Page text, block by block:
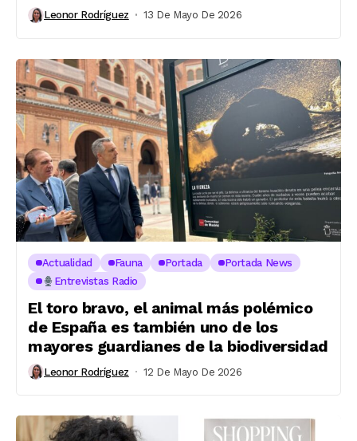
Leonor Rodríguez 13 De Mayo De 2026
Actualidad Fauna Portada
Portada News
Entrevistas Radio
El toro bravo, el animal más polémico
de España es también uno de los
mayores guardianes de la biodiversidad
Leonor Rodríguez 12 De Mayo De 2026